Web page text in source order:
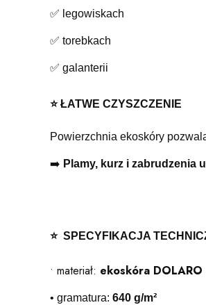
✅ legowiskach
✅ torebkach
✅ galanterii
⭐️ ŁATWE CZYSZCZENIE
Powierzchnia ekoskóry
➡️ Plamy, kurz i zabrudzenia
⭐️ SPECYFIKACJA
• materiał: ekoskóra DOLARO
• gramatura: 640 g/m²